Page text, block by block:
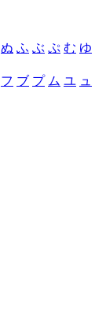
ぬ ふ ぶ ぷ む ゆ
フ ブ プ ム ユ ュ